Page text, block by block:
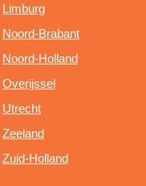
Limburg
Noord-Brabant
Noord-Holland
Overijssel
Utrecht
Zeeland
Zuid-Holland